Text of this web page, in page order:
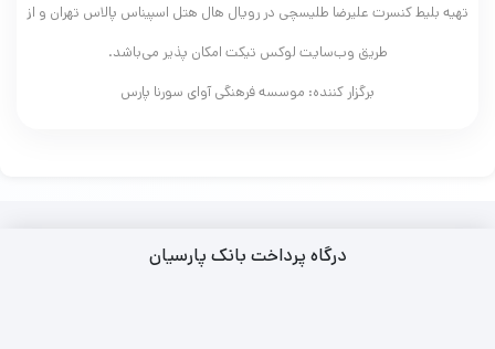
تهیه بلیط کنسرت علیرضا طلیسچی در رويال هال هتل اسپیناس پالاس تهران و از
طریق وب‌سایت لوکس تیکت امکان پذیر می‌باشد.
برگزار کننده: موسسه فرهنگی آوای سورنا پارس
درگاه پرداخت بانک پارسیان